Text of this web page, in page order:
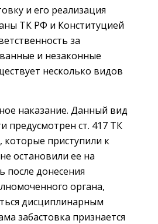
и его реализация
ТК РФ и Конституцией
за
и незаконные
несколько видов
наказание. Данный вид
предусмотрен ст. 417 ТК
которые приступили к
остановили ее на
донесения
органа,
дисциплинарным
забастовка признается